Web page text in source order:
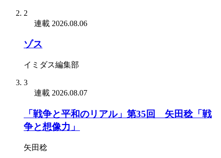
2
連載 2026.08.06
ゾス
イミダス編集部
3
連載 2026.08.07
「戦争と平和のリアル」第35回 矢田稔「戦
争と想像力」
矢田稔